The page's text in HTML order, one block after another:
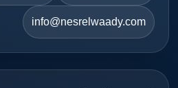
info@nesrelwaady.com